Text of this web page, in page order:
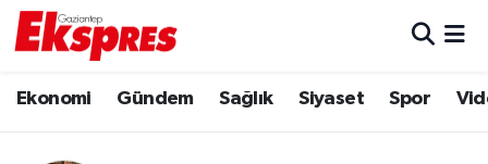
Ekonomi Gündem Sağlık Siyaset Spor
Ekonomi
Trafik Durumu